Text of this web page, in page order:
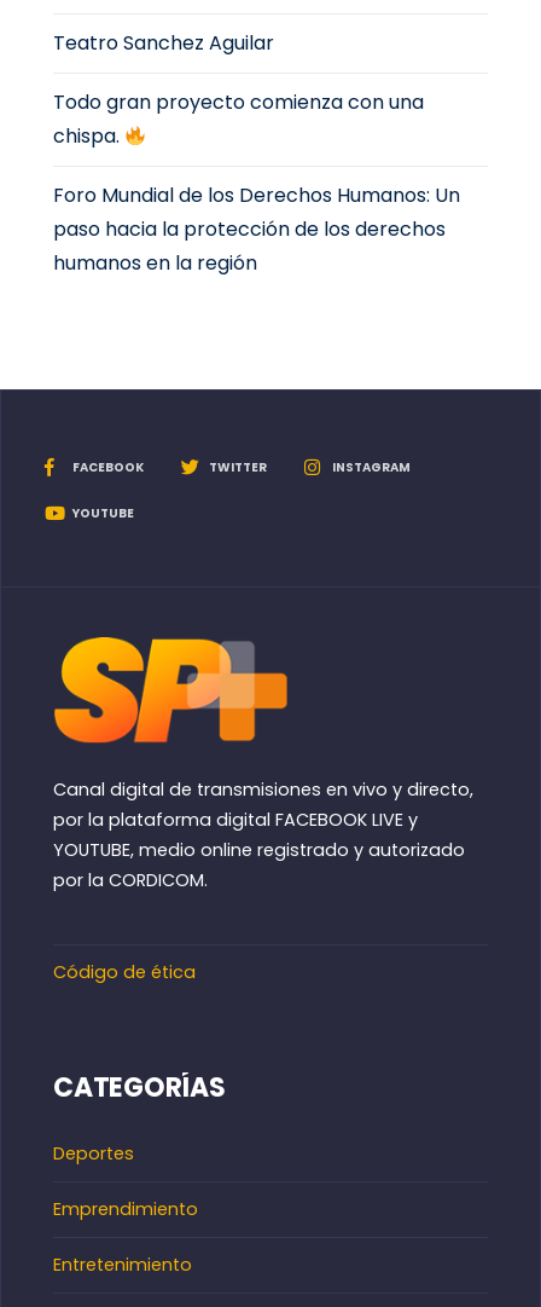
Teatro Sanchez Aguilar
Todo gran proyecto comienza con una
chispa.
Foro Mundial de los Derechos Humanos: Un
paso hacia la protección de los derechos
humanos en la región
FACEBOOK TWITTER INSTAGRAM
YOUTUBE
Canal digital de transmisiones en vivo y directo,
por la plataforma digital FACEBOOK LIVE y
YOUTUBE, medio online registrado y autorizado
por la CORDICOM.
Código de ética
CATEGORÍAS
Deportes
Emprendimiento
Entretenimiento